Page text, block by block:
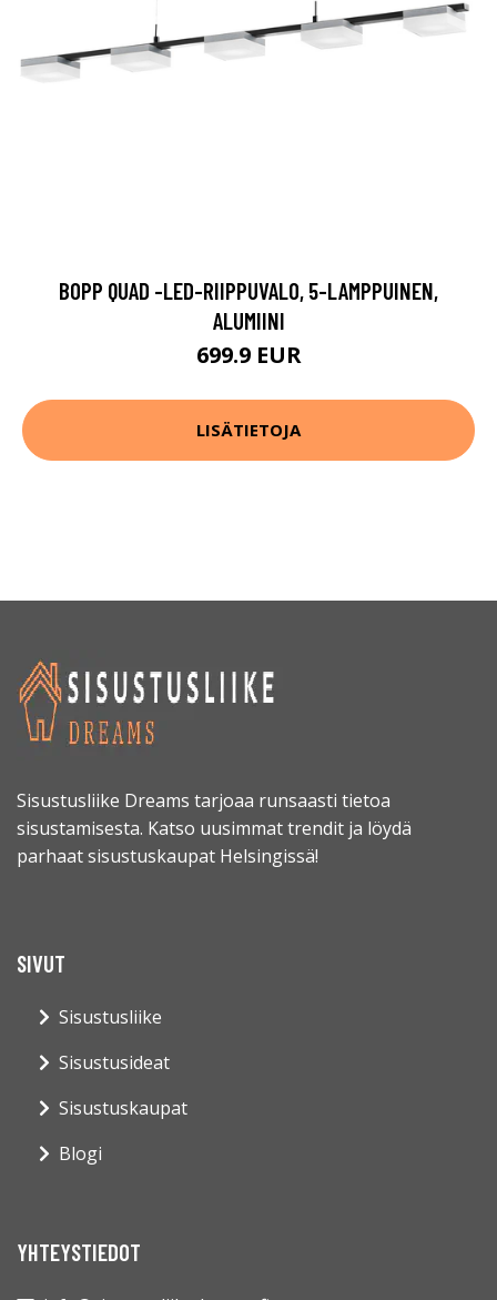
BOPP QUAD -LED-RIIPPUVALO, 5-LAMPPUINEN,
ALUMIINI
699.9 EUR
LISÄTIETOJA
Sisustusliike Dreams tarjoaa runsaasti tietoa
sisustamisesta. Katso uusimmat trendit ja löydä
parhaat sisustuskaupat Helsingissä!
SIVUT
Sisustusliike
Sisustusideat
Sisustuskaupat
Blogi
YHTEYSTIEDOT